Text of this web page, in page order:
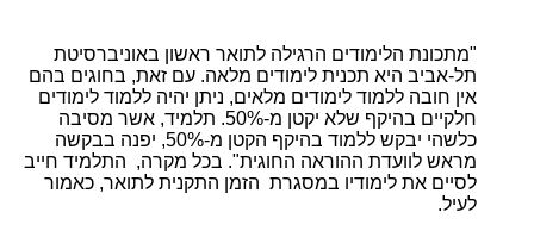
"מתכונת הלימודים הרגילה לתואר ראשון באוניברסיטת
תל-אביב היא תכנית לימודים מלאה. עם זאת, בחוגים בהם
אין חובה ללמוד לימודים מלאים, ניתן יהיה ללמוד לימודים
חלקיים בהיקף שלא יקטן מ-50%. תלמיד, אשר מסיבה
כלשהי יבקש ללמוד בהיקף הקטן מ-50%, יפנה בבקשה
מראש לוועדת ההוראה החוגית". בכל מקרה, התלמיד חייב
לסיים את לימודיו במסגרת הזמן התקנית לתואר, כאמור
לעיל.